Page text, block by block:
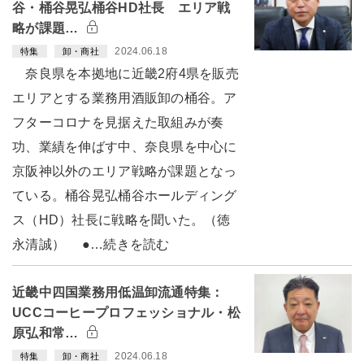
谷・桶谷晃弘桶谷HD社長 エリア戦
略が課題…
特集 卸・商社 2024.06.18
奈良県を本拠地に近畿2府4県を販売
エリアとする業務用酒販卸の桶谷。ア
フターコロナを見据えた取組みが奏
功、業績を伸ばす中、奈良県を中心に
京阪神以外のエリア戦略が課題となっ
ている。桶谷晃弘桶谷ホールディング
ス（HD）社長に戦略を聞いた。（徳
永清誠） ●…続きを読む
近畿中四国業務用低温卸流通特集：
UCCコーヒープロフェッショナル・松
原弘和常…
特集 卸・商社 2024.06.18